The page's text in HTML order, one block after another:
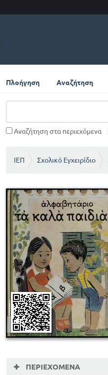
Πλοήγηση Αναζήτηση
Αναζήτηση στα περιεχόμενα
ΙΕΠ Σχολικό Εγχειρίδιο
ΠΕΡΙΕΧΌΜΕΝΑ